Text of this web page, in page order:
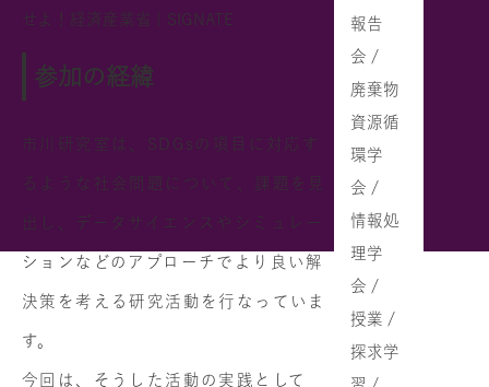
せよ！経済産業省 | SIGNATE
参加の経緯
市川研究室は、SDGsの項目に対応す
るような社会問題について、課題を見
出し、データサイエンスやシミュレー
ションなどのアプローチでより良い解
決策を考える研究活動を行なっていま
す。
今回は、そうした活動の実践として
報告
会 /
廃棄物
資源循
環学
会 /
情報処
理学
会 /
授業 /
探求学
習 /